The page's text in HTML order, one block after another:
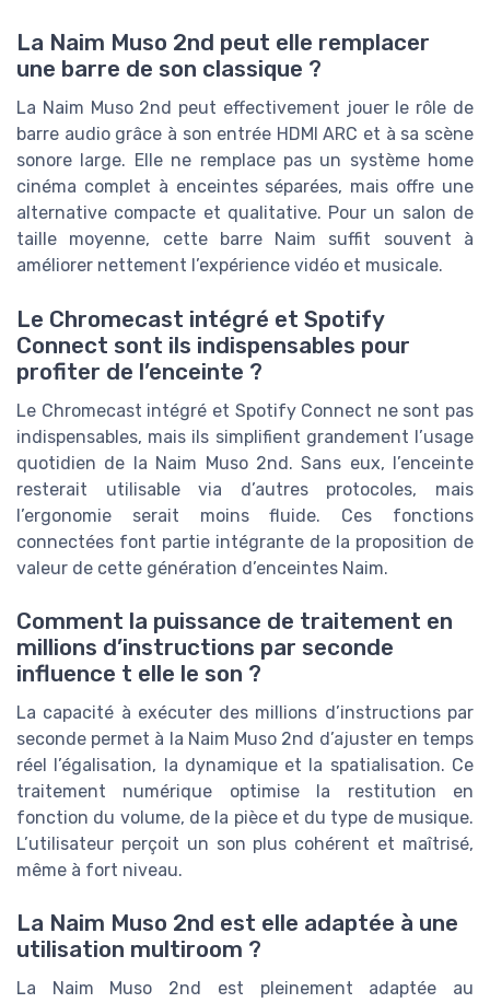
La Naim Muso 2nd peut elle remplacer
une barre de son classique ?
La Naim Muso 2nd peut effectivement jouer le rôle de
barre audio grâce à son entrée HDMI ARC et à sa scène
sonore large. Elle ne remplace pas un système home
cinéma complet à enceintes séparées, mais offre une
alternative compacte et qualitative. Pour un salon de
taille moyenne, cette barre Naim suffit souvent à
améliorer nettement l’expérience vidéo et musicale.
Le Chromecast intégré et Spotify
Connect sont ils indispensables pour
profiter de l’enceinte ?
Le Chromecast intégré et Spotify Connect ne sont pas
indispensables, mais ils simplifient grandement l’usage
quotidien de la Naim Muso 2nd. Sans eux, l’enceinte
resterait utilisable via d’autres protocoles, mais
l’ergonomie serait moins fluide. Ces fonctions
connectées font partie intégrante de la proposition de
valeur de cette génération d’enceintes Naim.
Comment la puissance de traitement en
millions d’instructions par seconde
influence t elle le son ?
La capacité à exécuter des millions d’instructions par
seconde permet à la Naim Muso 2nd d’ajuster en temps
réel l’égalisation, la dynamique et la spatialisation. Ce
traitement numérique optimise la restitution en
fonction du volume, de la pièce et du type de musique.
L’utilisateur perçoit un son plus cohérent et maîtrisé,
même à fort niveau.
La Naim Muso 2nd est elle adaptée à une
utilisation multiroom ?
La Naim Muso 2nd est pleinement adaptée au